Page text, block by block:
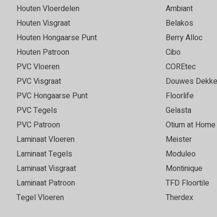
goed geholpen en
gekregen. Erg
in contact heeft gebracht
direct op de bestaande
is een fantastisch mooie
Fijn om grote
vloer in elk licht goed kan
snel leverbaar en we
ons uitkwam. Bezorgd
ook al was het
kwaliteit. Echt een
05-05-2026
Goede, vriendelijke
Super vloer en service top!
Houten Vloerdelen
Houten Visgraat
Houten Hongaarse Punt
Houten Patroon
PVC Vloeren
PVC Visgraat
PVC Hongaarse Punt
PVC Tegels
PVC Patroon
Laminaat Vloeren
Laminaat Tegels
Laminaat Visgraat
Laminaat Patroon
Tegel Vloeren
Ambiant
Belakos
Berry Alloc
Cibo
COREtec
Douwes
Floorlife
Gelasta
Otium at Home
Meister
Moduleo
Montinique
TFD Floortile
Therdex